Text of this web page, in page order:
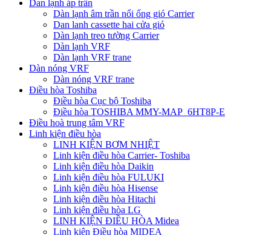
Dan lạnh áp trần
Dàn lạnh âm trần nối ống gió Carrier
Dan lanh cassette hai cửa gió
Dàn lạnh treo tường Carrier
Dàn lạnh VRF
Dàn lạnh VRF trane
Dàn nóng VRF
Dàn nóng VRF trane
Điều hòa Toshiba
Điều hòa Cục bộ Toshiba
Điều hòa TOSHIBA MMY-MAP_6HT8P-E
Điều hoà trung tâm VRF
Linh kiện điều hòa
LINH KIỆN BƠM NHIỆT
Linh kiện điều hòa Carrier- Toshiba
Linh kiện điều hòa Daikin
Linh kiện điều hòa FULUKI
Linh kiện điều hòa Hisense
Linh kiện điều hòa Hitachi
Linh kiện điều hòa LG
LINH KIỆN ĐIỀU HÒA Midea
Linh kiện Điều hòa MIDEA